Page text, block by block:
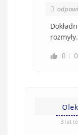
rozmyły.
0
0
Olek
3 lat